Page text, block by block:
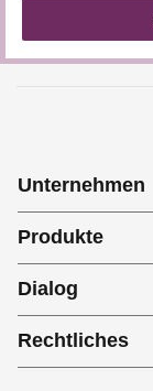
Unternehmen
Produkte
Dialog
Rechtliches